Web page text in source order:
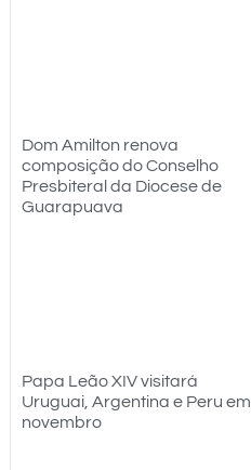
Dom Amilton renova
composição do Conselho
Presbiteral da Diocese de
Guarapuava
Papa Leão XIV visitará
Uruguai, Argentina e Peru em
novembro